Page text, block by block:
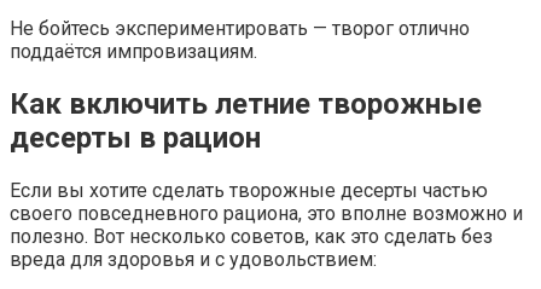
Не бойтесь экспериментировать — творог отлично
поддаётся импровизациям.
Как включить летние творожные
десерты в рацион
Если вы хотите сделать творожные десерты частью
своего повседневного рациона, это вполне возможно и
полезно. Вот несколько советов, как это сделать без
вреда для здоровья и с удовольствием: